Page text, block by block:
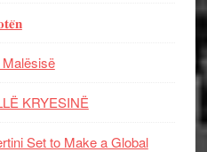
KRYESINË
Set to Make a Global